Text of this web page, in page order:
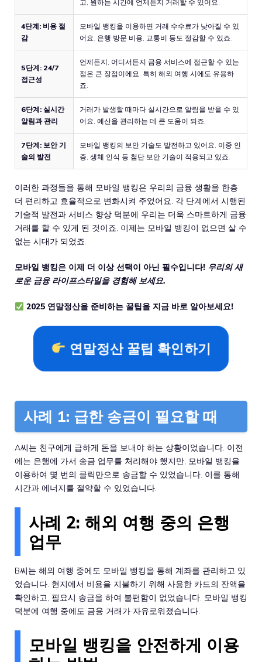
고, 원하는 시간에 언제든지 거래할 수 있어요.
4단계: 비용 절
감
모바일 뱅킹을 이용하면 거래 수수료가 낮아질 수 있
어요. 은행 방문 비용, 교통비 등도 절감할 수 있죠.
5단계: 24/7
접근성
언제든지, 어디서든지 금융 서비스에 접근할 수 있는
점은 큰 장점이에요. 특히 해외 여행 시에도 유용하
죠.
6단계: 실시간
알림과 관리
거래가 발생할 때마다 실시간으로 알림을 받을 수 있
어요. 예산을 관리하는 데 큰 도움이 되죠.
7단계: 보안 기
술의 발전
모바일 뱅킹의 보안 기술도 발전하고 있어요. 이중 인
증, 생체 인식 등 첨단 보안 기술이 적용되고 있죠.
이러한 과정들을 통해 모바일 뱅킹은 우리의 금융 생활을 한층
더 편리하고 효율적으로 변화시켜 주었어요. 각 단계에서 시행된
기술적 발전과 서비스 향상 덕분에 우리는 더욱 스마트하게 금융
거래를 할 수 있게 된 것이죠. 이제는 모바일 뱅킹이 없으면 살 수
없는 시대가 되었죠.
모바일 뱅킹은 이제 더 이상 선택이 아닌 필수입니다! 우리의 새
로운 금융 라이프스타일을 경험해 보세요.
2025 연말정산을 준비하는 꿀팁을 지금 바로 알아보세요!
연말정산 꿀팁 확인하기
사례 1: 급한 송금이 필요할 때
A씨는 친구에게 급하게 돈을 보내야 하는 상황이었습니다. 이전
에는 은행에 가서 송금 업무를 처리해야 했지만, 모바일 뱅킹을
이용하여 몇 번의 클릭만으로 송금할 수 있었습니다. 이를 통해
시간과 에너지를 절약할 수 있었습니다.
사례 2: 해외 여행 중의 은행
업무
B씨는 해외 여행 중에도 모바일 뱅킹을 통해 계좌를 관리하고 있
었습니다. 현지에서 비용을 지불하기 위해 사용한 카드의 잔액을
확인하고, 필요시 송금을 하여 불편함이 없었습니다. 모바일 뱅킹
덕분에 여행 중에도 금융 거래가 자유로워졌습니다.
모바일 뱅킹을 안전하게 이용